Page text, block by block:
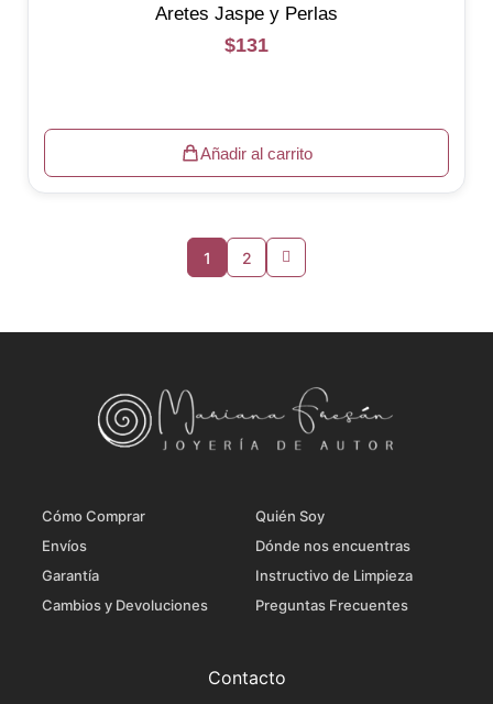
Aretes Jaspe y Perlas
$131
Añadir al carrito
1 2
Cómo Comprar
Envíos
Garantía
Cambios y Devoluciones
Quién Soy
Dónde nos encuentras
Instructivo de Limpieza
Preguntas Frecuentes
Contacto